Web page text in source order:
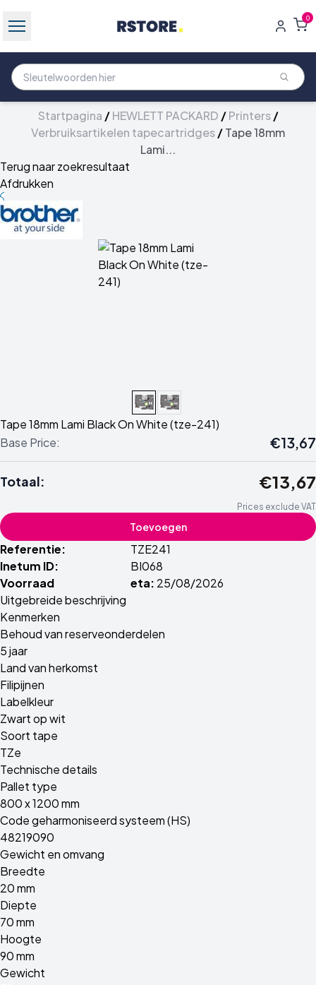
0
Startpagina /HEWLETT PACKARD /Printers/
Verbruiksartikelen tapecartridges/Tape 18mm
Lami...
Terug naar zoekresultaat
Afdrukken
Tape 18mm Lami Black On White (tze-241)
Base Price:
€13,67
Totaal: €13,67
Prices exclude VAT
Toevoegen
Referentie:
TZE241
Inetum ID:
BI068
Voorraad
eta: 25/08/2026
Uitgebreide beschrijving
Kenmerken
Behoud van reserveonderdelen
5 jaar
Land van herkomst
Filipijnen
Labelkleur
Zwart op wit
Soort tape
TZe
Technische details
Pallet type
800 x 1200 mm
Code geharmoniseerd systeem (HS)
48219090
Gewicht en omvang
Breedte
20 mm
Diepte
70 mm
Hoogte
90 mm
Gewicht